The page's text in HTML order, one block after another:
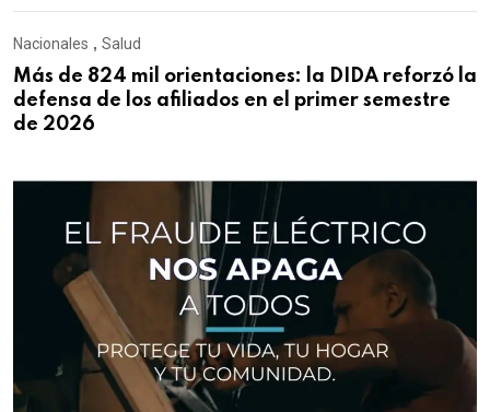
Nacionales , Salud
Más de 824 mil orientaciones: la DIDA reforzó la
defensa de los afiliados en el primer semestre
de 2026